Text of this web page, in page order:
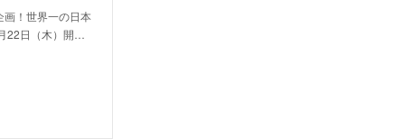
！世界一の日本
22日（木）開…